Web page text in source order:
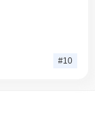
#10